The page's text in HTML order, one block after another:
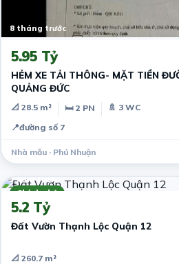
8 tháng trước
5.95 Tỷ
HẺM XE TẢI THÔNG- MẶT TIỀN
QUẢNG ĐỨC
📐 28.5 m² 🛏 2 PN
🚿 3 WC
📍đường số 7
Nhà mẫu · Phú Nhuận
Chính chủ
7 năm trước
5.2 Tỷ
Đất Vườn Thạnh Lộc Quận 12
📐 260.7 m²